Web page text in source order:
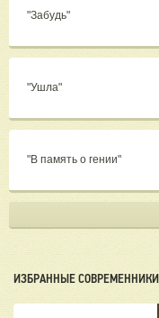
"Забудь"
"Ушла"
"В память о гении"
ИЗБРАННЫЕ СОВРЕМЕННИКИ